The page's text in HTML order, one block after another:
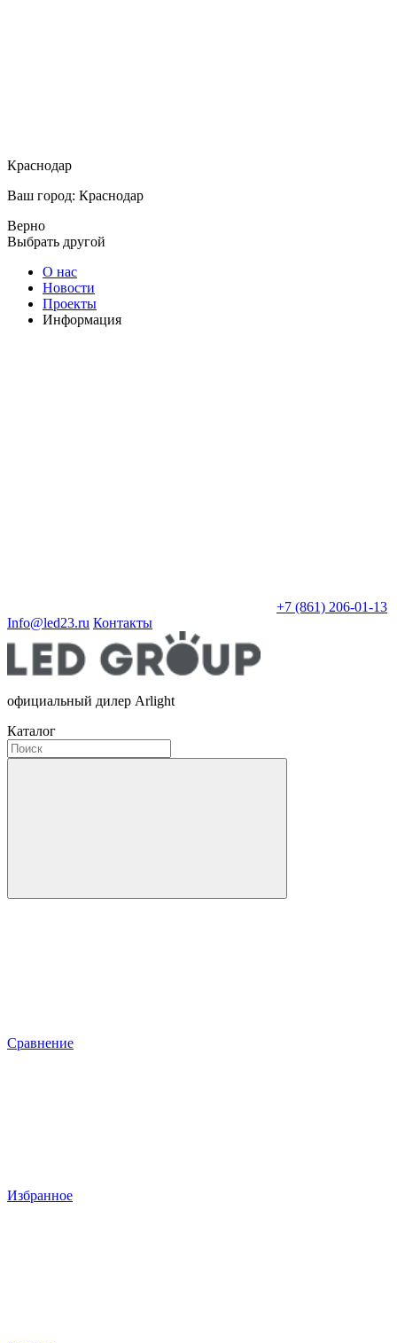
Краснодар
Ваш город: Краснодар
Верно
Выбрать другой
О нас
Новости
Проекты
Информация
+7 (861) 206-01-13
Info@led23.ru Контакты
официальный дилер Arlight
Каталог
Сравнение
Избранное